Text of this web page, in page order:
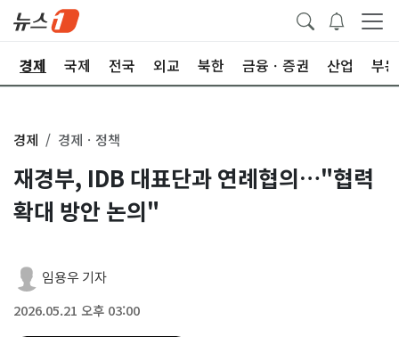
경제 국제 전국 외교 북한 금융ㆍ증권 산업 부
경제 경제ㆍ정책
재경부, IDB 대표단과 연례협의…"협력
확대 방안 논의"
임용우 기자
2026.05.21 오후 03:00